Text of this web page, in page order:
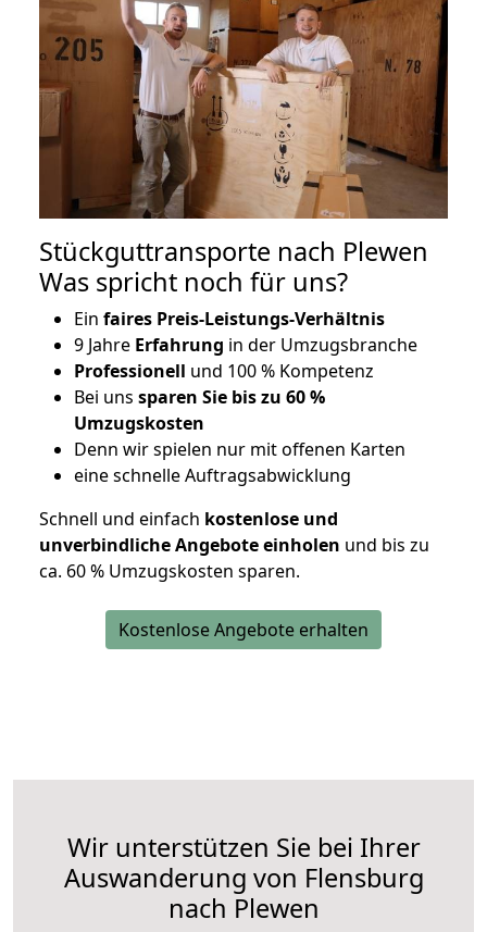
Stückguttransporte nach Plewen
Was spricht noch für uns?
Ein faires Preis-Leistungs-Verhältnis
9 Jahre Erfahrung in der Umzugsbranche
Professionell und 100 % Kompetenz
Bei uns sparen Sie bis zu 60 %
Umzugskosten
Denn wir spielen nur mit offenen Karten
eine schnelle Auftragsabwicklung
Schnell und einfach kostenlose und
unverbindliche Angebote einholen und bis zu
ca. 60 % Umzugskosten sparen.
Kostenlose Angebote erhalten
Wir unterstützen Sie bei Ihrer
Auswanderung von Flensburg
nach Plewen